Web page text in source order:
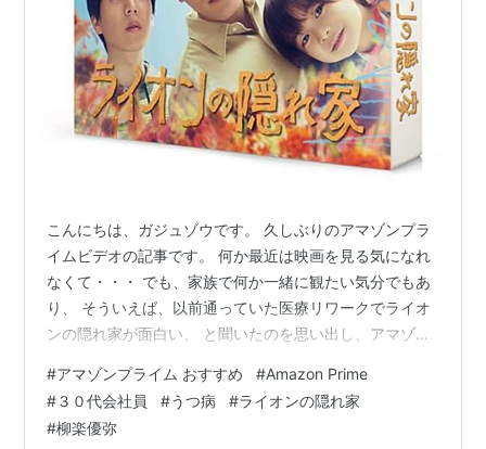
こんにちは、ガジュゾウです。 久しぶりのアマゾンプラ
イムビデオの記事です。 何か最近は映画を見る気になれ
なくて・・・ でも、家族で何か一緒に観たい気分でもあ
り、 そういえば、以前通っていた医療リワークでライオ
ンの隠れ家が面白い、 と聞いたのを思い出し、アマゾン
題で全話見ることができます。） そして、最終回を観終
えて、ちゃっかりライオンの隠れ家ロスに浸っていま
す。 では、行ってみましょう！
#アマゾンプライム おすすめ #Amazon Prime
#３０代会社員 #うつ病 #ライオンの隠れ家
#柳楽優弥